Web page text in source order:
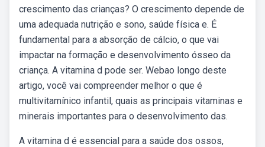
crescimento das crianças? O crescimento depende de
uma adequada nutrição e sono, saúde física e. É
fundamental para a absorção de cálcio, o que vai
impactar na formação e desenvolvimento ósseo da
criança. A vitamina d pode ser. Webao longo deste
artigo, você vai compreender melhor o que é
multivitamínico infantil, quais as principais vitaminas e
minerais importantes para o desenvolvimento das.
A vitamina d é essencial para a saúde dos ossos,